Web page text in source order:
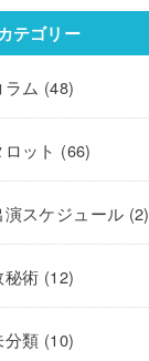
カテゴリー
ラム (48)
ロット (66)
演スケジュール (2)
秘術 (12)
分類 (10)